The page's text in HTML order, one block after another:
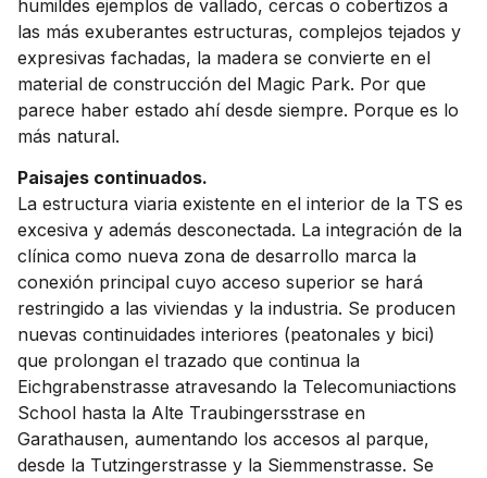
humildes ejemplos de vallado, cercas o cobertizos a
las más exuberantes estructuras, complejos tejados y
expresivas fachadas, la madera se convierte en el
material de construcción del Magic Park. Por que
parece haber estado ahí desde siempre. Porque es lo
más natural.
Paisajes continuados.
La estructura viaria existente en el interior de la TS es
excesiva y además desconectada. La integración de la
clínica como nueva zona de desarrollo marca la
conexión principal cuyo acceso superior se hará
restringido a las viviendas y la industria. Se producen
nuevas continuidades interiores (peatonales y bici)
que prolongan el trazado que continua la
Eichgrabenstrasse atravesando la Telecomuniactions
School hasta la Alte Traubingersstrase en
Garathausen, aumentando los accesos al parque,
desde la Tutzingerstrasse y la Siemmenstrasse. Se